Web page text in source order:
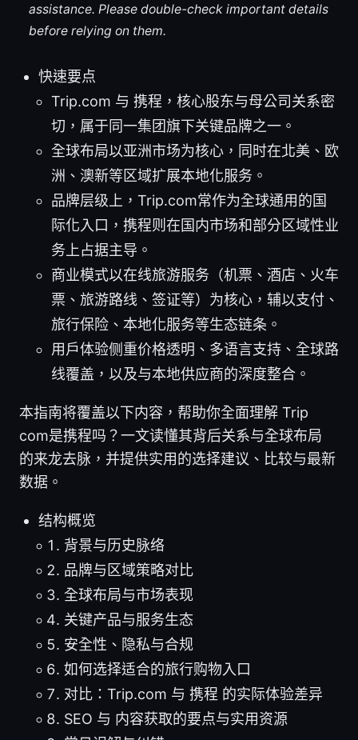
assistance. Please double-check important details
before relying on them.
快速要点
Trip.com 与 携程，核心股东与母公司关系密
切，属于同一集团旗下关键品牌之一。
全球布局以亚洲市场为核心，同时在北美、欧
洲、澳新等区域扩展本地化服务。
品牌层级上，Trip.com常作为全球通用的国
际化入口，携程则在国内市场和部分区域性业
务上占据主导。
商业模式以在线旅游服务（机票、酒店、火车
票、旅游路线、签证等）为核心，辅以支付、
旅行保险、本地化服务等生态链条。
用户体验侧重价格透明、多语言支持、全球路
线覆盖，以及与本地供应商的深度整合。
本指南将覆盖以下内容，帮助你全面理解 Trip
com是携程吗？一文读懂其背后关系与全球布局
的来龙去脉，并提供实用的选择建议、比较与最新
数据。
结构概览
背景与历史脉络
品牌与区域策略对比
全球布局与市场表现
关键产品与服务生态
安全性、隐私与合规
如何选择适合的旅行购物入口
对比：Trip.com 与 携程 的实际体验差异
SEO 与 内容获取的要点与实用资源